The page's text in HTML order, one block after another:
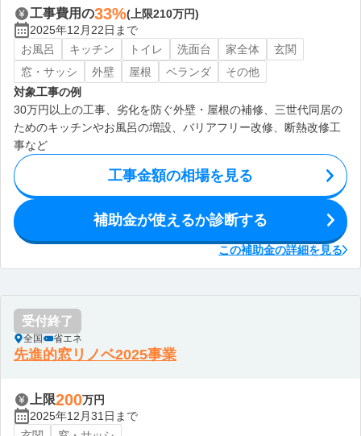
工事費用の33%(上限210万円)
2025年12月22日まで
お風呂
キッチン トイレ 洗面台 家全体
玄関
窓・サッシ
外壁 屋根 ベランダ
その他
対象工事の例
30万円以上の工事、劣化を防ぐ外壁・屋根の補修、三世代同居の
ためのキッチンやお風呂の増設、バリアフリー改修、断熱改修工
事など
工事金額の相場を見る
補助金が使えるか診断する
この補助金の詳細を見る
受付終了
全国 省エネ
先進的窓リノベ2025事業
上限200万円
2025年12月31日まで